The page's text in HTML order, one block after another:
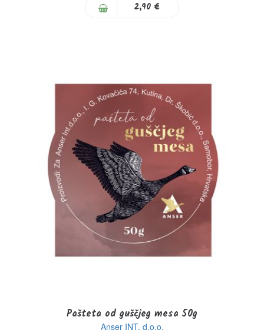
2,90 €
Pašteta od guščjeg mesa 50g
Anser INT. d.o.o.